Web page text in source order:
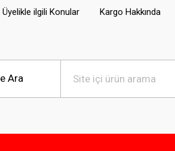
Üyelikle ilgili Konular Kargo Hakkında